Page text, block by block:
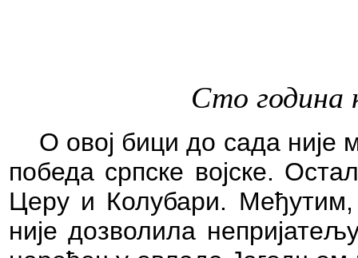
Сто година
О овој бици до сада није
победа српске војске.
Церу и Колубари. Међутим,
није дозволила